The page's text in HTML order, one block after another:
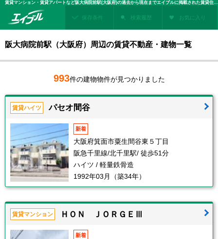
賃貸マンション・賃貸アパートなど阪大病院前駅(大阪府)の過去から現在までエイブルに掲載された賃貸住宅情報・建物情報を検索！不動産賃貸を探すなら、お部屋探しのエイブル
保存条件 検索履歴 お気に入り
阪大病院前駅（大阪府）周辺の賃貸不動産・建物一覧
993件の建物物件が見つかりました
賃貸ハイツ パセオ間谷
新着
大阪府箕面市粟生間谷東５丁目
阪急千里線/北千里駅/ 徒歩51分
ハイツ / 軽量鉄骨造
1992年03月（築34年）
賃貸マンション ＨＯＮ ＪＯＲＧＥⅢ
新着